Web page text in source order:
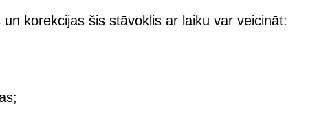
korekcijas šis stāvoklis ar laiku var veicināt: